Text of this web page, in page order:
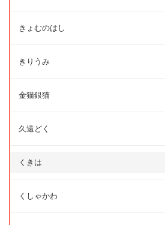
きょむのはし
きりうみ
金猫銀猫
久遠どく
くきは
くしゃかわ